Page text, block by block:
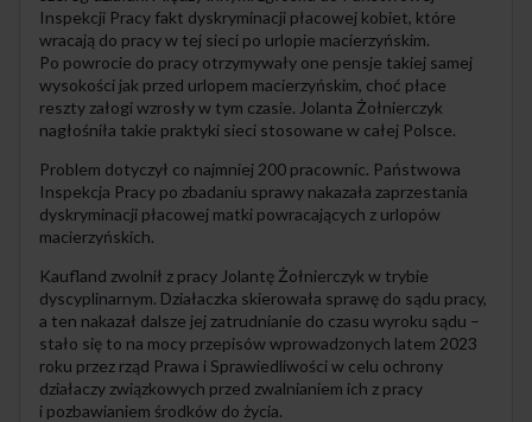
Inspekcji Pracy fakt dyskryminacji płacowej kobiet, które
wracają do pracy w tej sieci po urlopie macierzyńskim.
Po powrocie do pracy otrzymywały one pensje takiej samej
wysokości jak przed urlopem macierzyńskim, choć płace
reszty załogi wzrosły w tym czasie. Jolanta Żołnierczyk
nagłośniła takie praktyki sieci stosowane w całej Polsce.
Problem dotyczył co najmniej 200 pracownic. Państwowa
Inspekcja Pracy po zbadaniu sprawy nakazała zaprzestania
dyskryminacji płacowej matki powracających z urlopów
macierzyńskich.
Kaufland zwolnił z pracy Jolantę Żołnierczyk w trybie
dyscyplinarnym. Działaczka skierowała sprawę do sądu pracy,
a ten nakazał dalsze jej zatrudnianie do czasu wyroku sądu –
stało się to na mocy przepisów wprowadzonych latem 2023
roku przez rząd Prawa i Sprawiedliwości w celu ochrony
działaczy związkowych przed zwalnianiem ich z pracy
i pozbawianiem środków do życia.